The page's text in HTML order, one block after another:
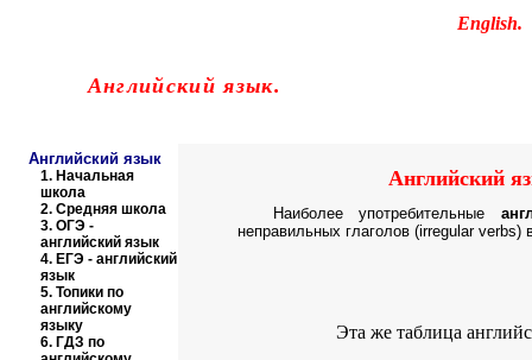
English.
-Английский язык.
Английский язык
1. Начальная
школа
2. Средняя школа
3. ОГЭ -
английский язык
4. ЕГЭ - английский
язык
5. Топики по
английскому
языку
6. ГДЗ по
Английский
Наиболее употребительные
неправильных глаголов (irregular verbs)
Эта же таблица